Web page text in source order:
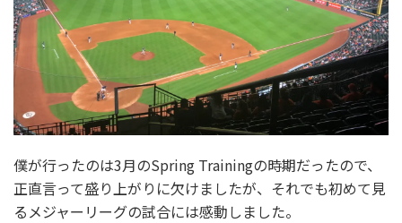
僕が行ったのは3月のSpring Trainingの時期だったので、
正直言って盛り上がりに欠けましたが、それでも初めて見
るメジャーリーグの試合には感動しました。